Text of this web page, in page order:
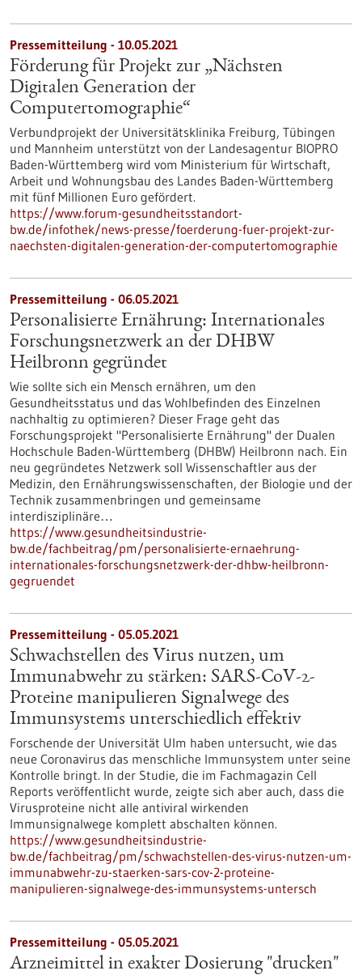
Pressemitteilung - 10.05.2021
Förderung für Projekt zur „Nächsten
Digitalen Generation der
Computertomographie“
Verbundprojekt der Universitätsklinika Freiburg, Tübingen
und Mannheim unterstützt von der Landesagentur BIOPRO
Baden-Württemberg wird vom Ministerium für Wirtschaft,
Arbeit und Wohnungsbau des Landes Baden-Württemberg
mit fünf Millionen Euro gefördert.
https://www.forum-gesundheitsstandort-
bw.de/infothek/news-presse/foerderung-fuer-projekt-zur-
naechsten-digitalen-generation-der-computertomographie
Pressemitteilung - 06.05.2021
Personalisierte Ernährung: Internationales
Forschungsnetzwerk an der DHBW
Heilbronn gegründet
Wie sollte sich ein Mensch ernähren, um den
Gesundheitsstatus und das Wohlbefinden des Einzelnen
nachhaltig zu optimieren? Dieser Frage geht das
Forschungsprojekt "Personalisierte Ernährung" der Dualen
Hochschule Baden-Württemberg (DHBW) Heilbronn nach. Ein
neu gegründetes Netzwerk soll Wissenschaftler aus der
Medizin, den Ernährungswissenschaften, der Biologie und der
Technik zusammenbringen und gemeinsame
interdisziplinäre…
https://www.gesundheitsindustrie-
bw.de/fachbeitrag/pm/personalisierte-ernaehrung-
internationales-forschungsnetzwerk-der-dhbw-heilbronn-
gegruendet
Pressemitteilung - 05.05.2021
Schwachstellen des Virus nutzen, um
Immunabwehr zu stärken: SARS-CoV-2-
Proteine manipulieren Signalwege des
Immunsystems unterschiedlich effektiv
Forschende der Universität Ulm haben untersucht, wie das
neue Coronavirus das menschliche Immunsystem unter seine
Kontrolle bringt. In der Studie, die im Fachmagazin Cell
Reports veröffentlicht wurde, zeigte sich aber auch, dass die
Virusproteine nicht alle antiviral wirkenden
Immunsignalwege komplett abschalten können.
https://www.gesundheitsindustrie-
bw.de/fachbeitrag/pm/schwachstellen-des-virus-nutzen-um-
immunabwehr-zu-staerken-sars-cov-2-proteine-
manipulieren-signalwege-des-immunsystems-untersch
Pressemitteilung - 05.05.2021
Arzneimittel in exakter Dosierung "drucken"